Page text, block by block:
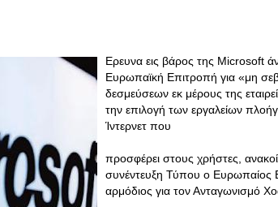
Ερευνα εις βάρος της Microsoft
Ευρωπαϊκή Επιτροπή για «μη
δεσμεύσεων εκ μέρους της
την επιλογή των εργαλείων
Ίντερνετ που
προσφέρει στους χρήστες,
συνέντευξη Τύπου ο Ευρωπαίος
αρμόδιος για τον Ανταγωνισμό